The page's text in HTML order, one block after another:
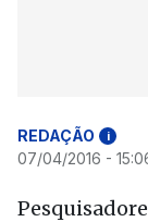
REDAÇÃO i
07/04/2016 -